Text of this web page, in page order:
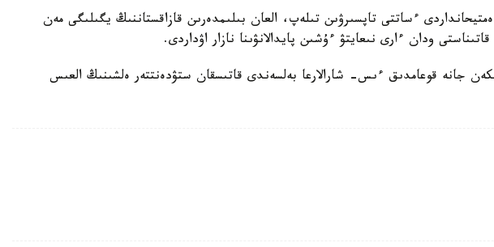
ءساتتى تاپسىرۋىن تىلەپ، العان بىلىمدەرىن قازاقستاننىڭ يگىلىگى مەن
ودان ءارى نىعايتۋ ءۇشىن پايدالانۋىنا نازار اۋداردى.
جانە قوعامدىق ءىس- شارالارعا بەلسەندى قاتىسقان ستۋدەنتتەر ەلشىنىڭ العىس